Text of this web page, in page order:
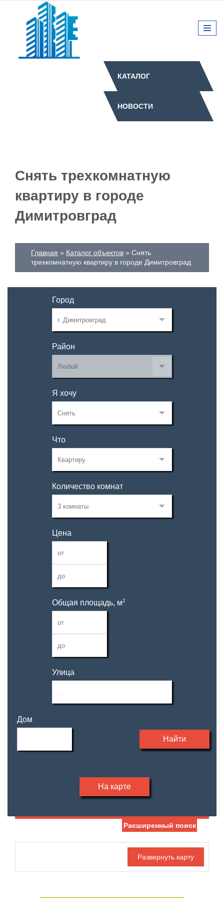
КАТАЛОГ
НОВОСТИ
Снять трехкомнатную
квартиру в городе
Димитровград
Главная Каталог объектов
Снять
трехкомнатную квартиру в городе Димитровград
Город
Район
Я хочу
Что
Количество комнат
Цена
—
Общая площадь, м2
—
Улица
Дом
Найти
На карте
Жилая площадь
—
Площадь кухни
Расширенный поиск